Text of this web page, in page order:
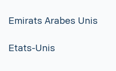
Emirats Arabes Unis
Etats-Unis